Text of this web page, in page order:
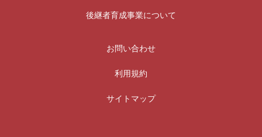
後継者育成事業について
お問い合わせ
利用規約
サイトマップ